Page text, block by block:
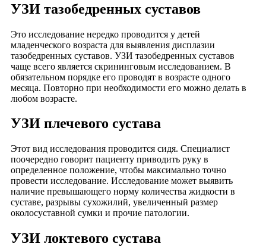
УЗИ тазобедренных суставов
Это исследование нередко проводится у детей
младенческого возраста для выявления дисплазии
тазобедренных суставов. УЗИ тазобедренных суставов
чаще всего является скрининговым исследованием. В
обязательном порядке его проводят в возрасте одного
месяца. Повторно при необходимости его можно делать в
любом возрасте.
УЗИ плечевого сустава
Этот вид исследования проводится сидя. Специалист
поочередно говорит пациенту приводить руку в
определенное положение, чтобы максимально точно
провести исследование. Исследование может выявить
наличие превышающего норму количества жидкости в
суставе, разрывы сухожилий, увеличенный размер
околосуставной сумки и прочие патологии.
УЗИ локтевого сустава